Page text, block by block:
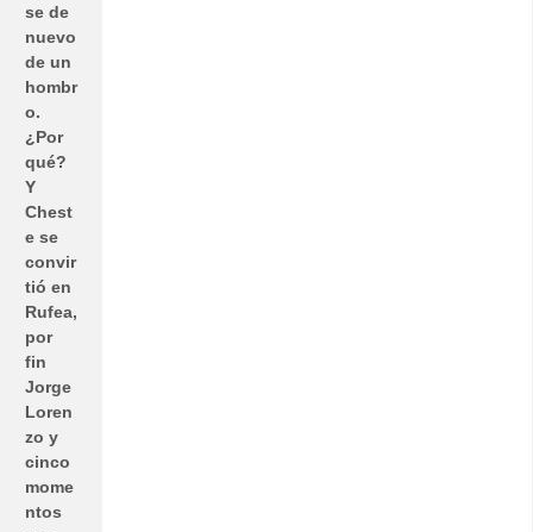
se de
nuevo
de un
hombr
o.
¿Por
qué?
Y
Chest
e se
convir
tió en
Rufea,
por
fin
Jorge
Loren
zo y
cinco
mome
ntos